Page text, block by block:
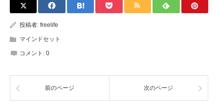
投稿者: freelife
マインドセット
コメント: 0
前のページ 次のページ